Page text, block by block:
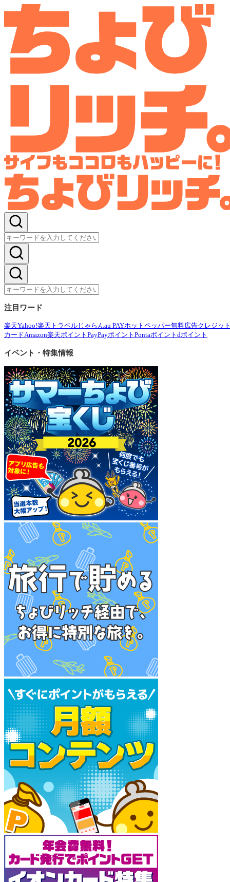
注目ワード
楽天Yahoo!楽天トラベル じゃらんau PAYホットペッパー無料広告クレジッ
カードAmazon楽天ポイント PayPayポイント Pontaポイント dポイント
イベント・特集情報